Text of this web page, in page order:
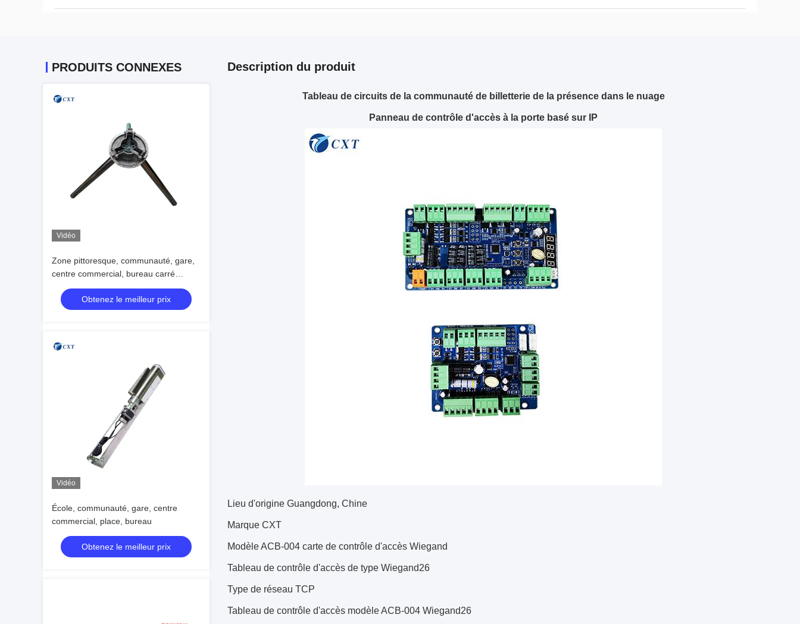
PRODUITS CONNEXES
Vidéo
Zone pittoresque, communauté, gare,
centre commercial, bureau carré
Plaque d'aluminium automatique à
trépied tourniquet
Obtenez le meilleur prix
Vidéo
École, communauté, gare, centre
commercial, place, bureau
Obtenez le meilleur prix
Description du produit
Tableau de circuits de la communauté de billetterie de la présence dans le nuage
Panneau de contrôle d'accès à la porte basé sur IP
Lieu d'origine Guangdong, Chine
Marque CXT
Modèle ACB-004 carte de contrôle d'accès Wiegand
Tableau de contrôle d'accès de type Wiegand26
Type de réseau TCP
Tableau de contrôle d'accès modèle ACB-004 Wiegand26